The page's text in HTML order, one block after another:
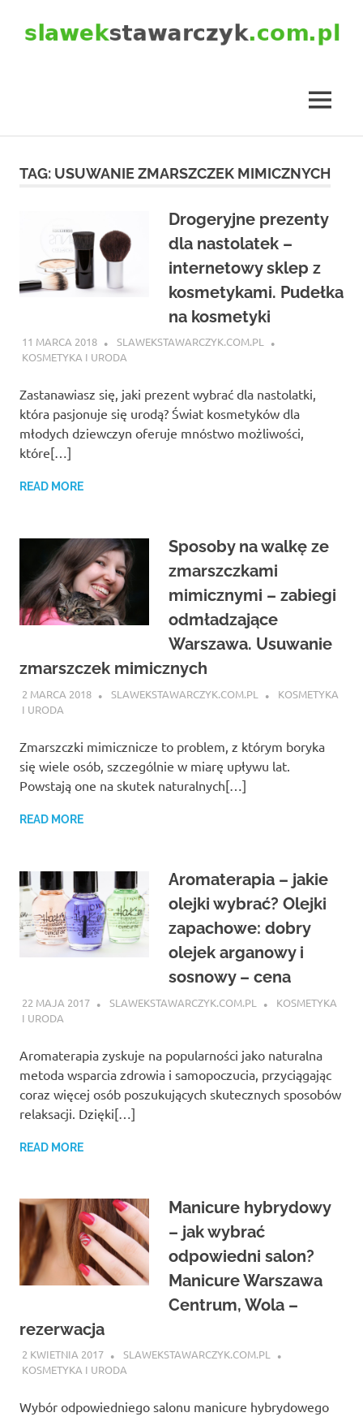
MENU
TAG: USUWANIE ZMARSZCZEK MIMICZNYCH
Drogeryjne prezenty
dla nastolatek –
internetowy sklep z
kosmetykami. Pudełka
na kosmetyki
11 MARCA 2018
SLAWEKSTAWARCZYK.COM.PL
KOSMETYKA I URODA
Zastanawiasz się, jaki prezent wybrać dla nastolatki,
która pasjonuje się urodą? Świat kosmetyków dla
młodych dziewczyn oferuje mnóstwo możliwości,
które[…]
READ MORE
Sposoby na walkę ze
zmarszczkami
mimicznymi – zabiegi
odmładzające
Warszawa. Usuwanie
zmarszczek mimicznych
2 MARCA 2018 SLAWEKSTAWARCZYK.COM.PL
KOSMETYKA
I URODA
Zmarszczki mimicznicze to problem, z którym boryka
się wiele osób, szczególnie w miarę upływu lat.
Powstają one na skutek naturalnych[…]
READ MORE
Aromaterapia – jakie
olejki wybrać? Olejki
zapachowe: dobry
olejek arganowy i
sosnowy – cena
22 MAJA 2017 SLAWEKSTAWARCZYK.COM.PL
KOSMETYKA
I URODA
Aromaterapia zyskuje na popularności jako naturalna
metoda wsparcia zdrowia i samopoczucia, przyciągając
coraz więcej osób poszukujących skutecznych sposobów
relaksacji. Dzięki[…]
READ MORE
Manicure hybrydowy
– jak wybrać
odpowiedni salon?
Manicure Warszawa
Centrum, Wola –
rezerwacja
2 KWIETNIA 2017
SLAWEKSTAWARCZYK.COM.PL
KOSMETYKA I URODA
Wybór odpowiedniego salonu manicure hybrydowego